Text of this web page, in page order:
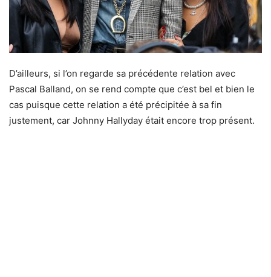
D’ailleurs, si l’on regarde sa précédente relation avec
Pascal Balland, on se rend compte que c’est bel et bien le
cas puisque cette relation a été précipitée à sa fin
justement, car Johnny Hallyday était encore trop présent.